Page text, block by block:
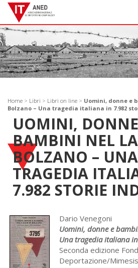
Home > Libri > Libri on line > Uomini, donne e
Bolzano – Una tragedia italiana in 7.982
UOMINI,
BAMBINI NEL
BOLZANO – UNA
TRAGEDIA
7.982 STORIE
Dario Venegoni
Uomini, donne e
Una tragedia italiana
Seconda edizione
Deportazione/